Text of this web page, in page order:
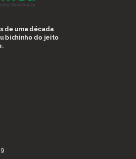
de uma década
bichinho do jeito